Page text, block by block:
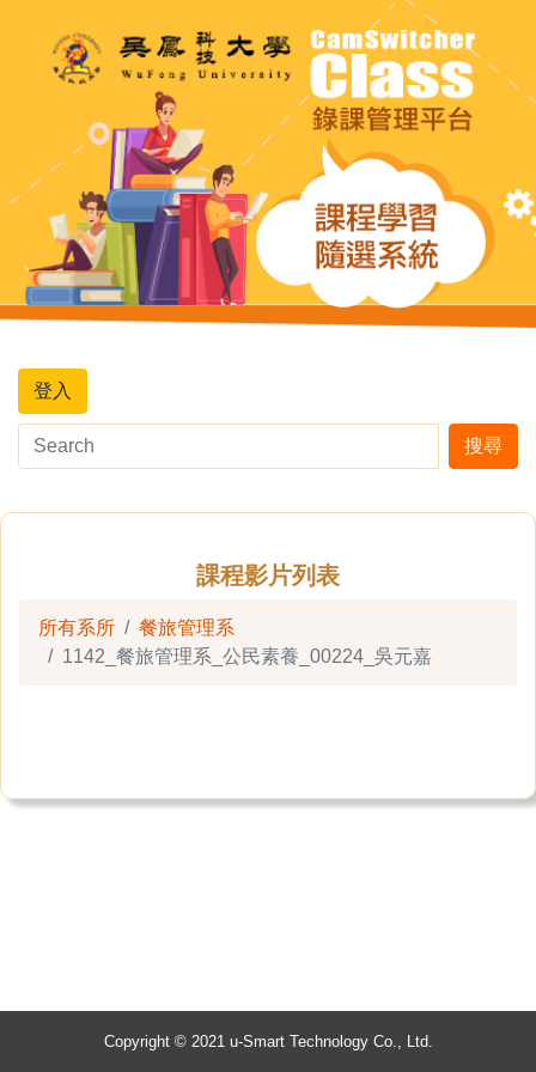
登入
搜尋
課程影片列表
所有系所
餐旅管理系
1142_餐旅管理系_公民素養_00224_吳元嘉
Copyright © 2021 u-Smart Technology Co., Ltd.